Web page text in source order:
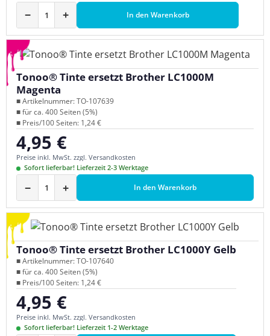
− + In den Warenkorb
Tonoo® Tinte ersetzt Brother LC1000M
Magenta
■ Artikelnummer: TO-107639
■ für ca. 400 Seiten (5%)
■ Preis/100 Seiten: 1,24 €
Regulärer Preis:
4,95 €
Preise inkl. MwSt. zzgl. Versandkosten
Sofort lieferbar! Lieferzeit 2-3 Werktage
− + In den Warenkorb
Tonoo® Tinte ersetzt Brother LC1000Y Gelb
■ Artikelnummer: TO-107640
■ für ca. 400 Seiten (5%)
■ Preis/100 Seiten: 1,24 €
Regulärer Preis:
4,95 €
Preise inkl. MwSt. zzgl. Versandkosten
Sofort lieferbar! Lieferzeit 1-2 Werktage